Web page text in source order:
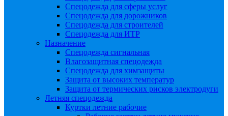
Спецодежда для сферы услуг
Спецодежда для дорожников
Спецодежда для строителей
Спецодежда для ИТР
Назначение
Спецодежда сигнальная
Влагозащитная спецодежда
Спецодежда для химзащиты
Защита от высоких температур
Защита от термических рисков электродуги
Летняя спецодежда
Куртки летние рабочие